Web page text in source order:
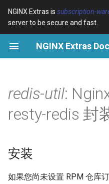
NGINX Extras is subscription-
server to be secure and fast.
正
在
引
擎
device-type
geoip2
CentOS/RHEL 7 或
性能
安全
支
NGINX-MOD - 增强版
RHEL、CentOS 和 Rocky
redis-util:
resty-redis 封
安装
如果您尚未设置 RPM 仓库